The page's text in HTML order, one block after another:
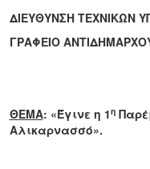
ΔΙΕΥΘΥΝΣΗ ΤΕΧΝΙΚΩΝ
ΓΡΑΦΕΙΟ
ΘΕΜΑ: «Έγινε η 1η
Αλικαρνασσό».